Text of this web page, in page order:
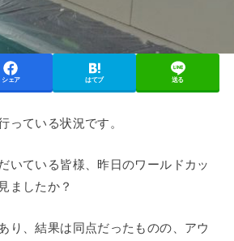
シェア はてブ 送る
っている状況です。
いている皆様、昨日のワールドカッ
ましたか？
り、結果は同点だったものの、アウ